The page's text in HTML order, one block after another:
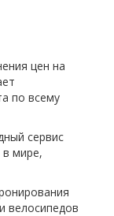
цен на
по всему
сервис
мире,
велосипедов